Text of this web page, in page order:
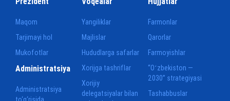
Maqom
Tarjimayi hol
Mukofotlar
Yangiliklar
Majlislar
Hududlarga safarlar
Xorijga tashriflar
Xorijiy
delegatsiyalar bilan
Farmonlar
Qarorlar
Farmoyishlar
“Oʻzbekiston —
2030” strategiyasi
Tashabbuslar
Administratsiya
Administratsiya